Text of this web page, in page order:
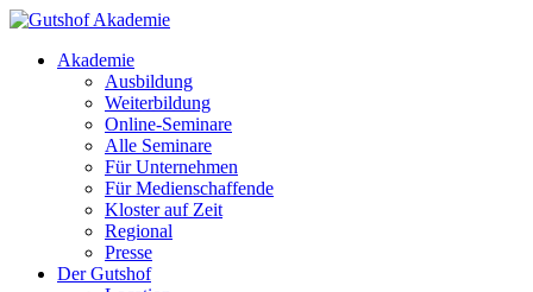
Akademie
Ausbildung
Weiterbildung
Online-Seminare
Alle Seminare
Für Unternehmen
Für Medienschaffende
Kloster auf Zeit
Regional
Presse
Der Gutshof